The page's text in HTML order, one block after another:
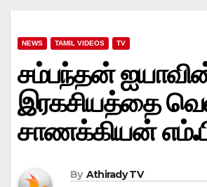
NEWS TAMIL VIDEOS TV
சம்பந்தன்
இரகசியத்தை
சாணக்கியன்
By Athirady TV